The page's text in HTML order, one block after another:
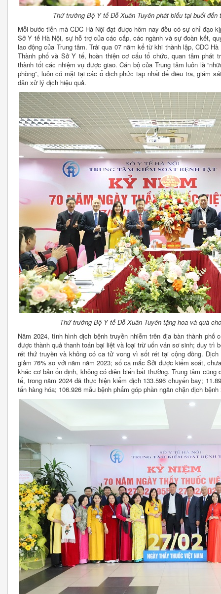
Thứ trưởng Bộ Y tế Đỗ Xuân Tuyên phát biểu tại buổi
Mỗi bước tiến mà CDC Hà Nội đạt được hôm nay đều có sự chỉ đạo
Sở Y tế Hà Nội, sự hỗ trợ của các cấp, các ngành và sự đoàn kết,
lao động của Trung tâm. Trải qua 07 năm kể từ khi thành lập, CDC
Thành phố và Sở Y tế, hoàn thiện cơ cấu tổ chức, quan tâm phát
thành tốt các nhiệm vụ được giao. Cán bộ của Trung tâm luôn là
phòng”, luôn có mặt tại các ổ dịch phức tạp nhất để điều tra, giám
dân xử lý dịch hiệu quả.
Thứ trưởng Bộ Y tế Đỗ Xuân Tuyên tặng hoa và quà
Năm 2024, tình hình dịch bệnh truyền nhiễm trên địa bàn thành
được thành quả thanh toán bại liệt và loại trừ uốn ván sơ sinh; duy trì
rét thứ truyền và không có ca tử vong vì sốt rét tại cộng đồng.
giảm 76% so với năm năm 2023; số ca mắc Sởi được kiểm soát,
khác cơ bản ổn định, không có diễn biến bất thường. Trung tâm
tế, trong năm 2024 đã thực hiện kiểm dịch 133.596 chuyến bay;
tấn hàng hóa; 106.926 mẫu bệnh phẩm góp phần ngăn chặn dịch